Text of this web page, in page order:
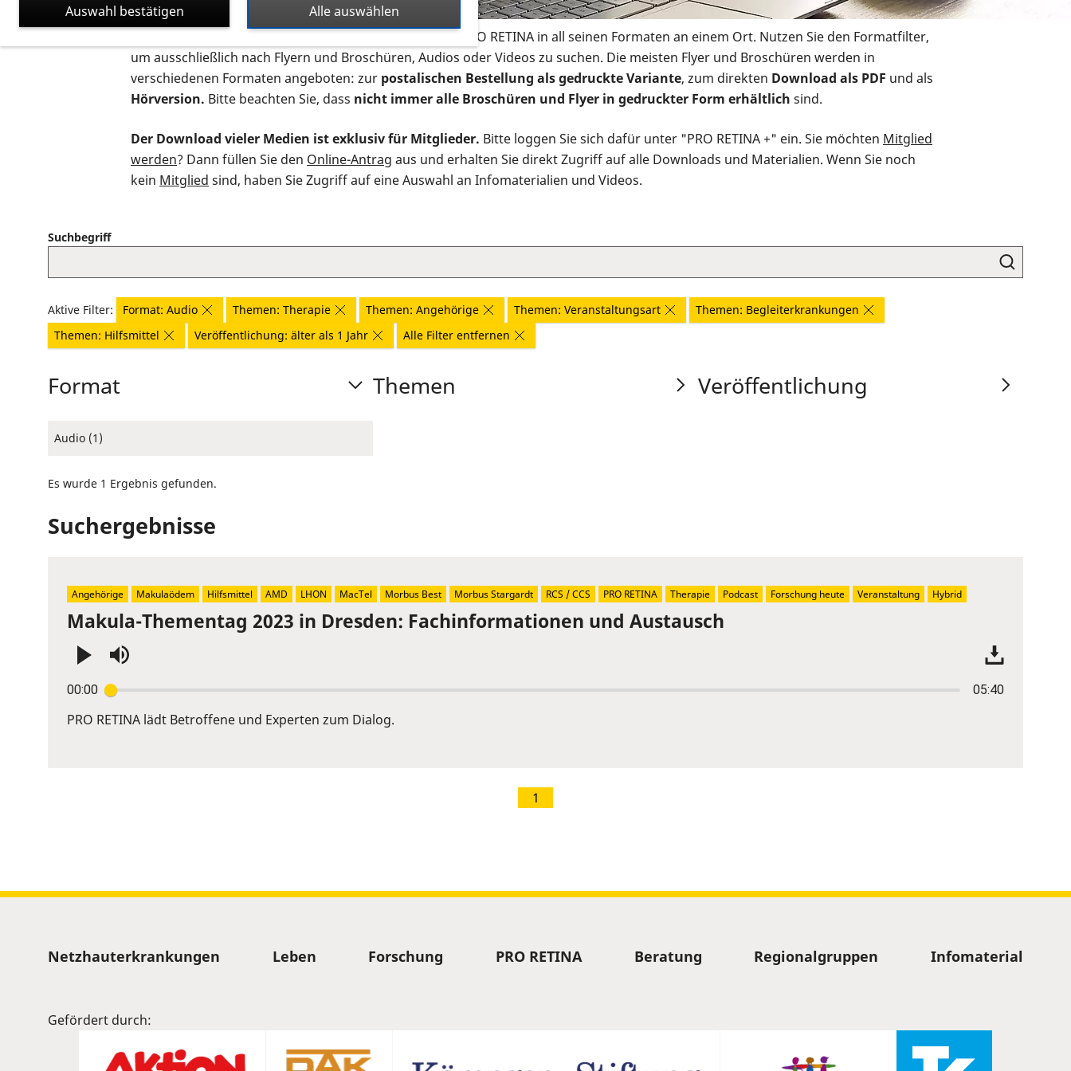
Auf dieser Seite finden Sie sämtliches Infomaterial der PRO RETINA in all seinen Formaten an einem Ort. Nutzen Sie den Formatfilter,
um ausschließlich nach Flyern und Broschüren, Audios oder Videos zu suchen. Die meisten Flyer und Broschüren werden in
verschiedenen Formaten angeboten: zur postalischen Bestellung als gedruckte Variante, zum direkten Download als PDF und als
Hörversion. Bitte beachten Sie, dass nicht immer alle Broschüren und Flyer in gedruckter Form erhältlich sind.
Der Download vieler Medien ist exklusiv für Mitglieder. Bitte loggen Sie sich dafür unter "PRO RETINA +" ein. Sie möchten Mitglied
werden? Dann füllen Sie den Online-Antrag aus und erhalten Sie direkt Zugriff auf alle Downloads und Materialien. Wenn Sie noch
kein Mitglied sind, haben Sie Zugriff auf eine Auswahl an Infomaterialien und Videos.
Suchbegriff
Aktive Filter: Format: Audio Themen: Therapie Themen: Angehörige Themen: Veranstaltungsart
Themen: Begleiterkrankungen
Themen: Hilfsmittel
Veröffentlichung: älter als 1 Jahr Alle Filter entfernen
Format
Audio (1)
Themen Veröffentlichung
Es wurde 1 Ergebnis gefunden.
Suchergebnisse
Makula-Thementag 2023 in Dresden: Fachinformationen und Austausch
00:00 05:40
Enter
or
PRO RETINA lädt Betroffene und Experten zum Dialog.
Angehörige Makulaödem Hilfsmittel AMD LHON MacTel Morbus Best Morbus Stargardt RCS / CCS PRO RETINA Therapie Podcast Forschung heute Veranstaltung Hybrid
1
Sitemap
Netzhauterkrankungen Leben Forschung PRO RETINA Beratung Regionalgruppen Infomaterial
Gefördert durch:
Alle auswählen
Auswahl bestätigen